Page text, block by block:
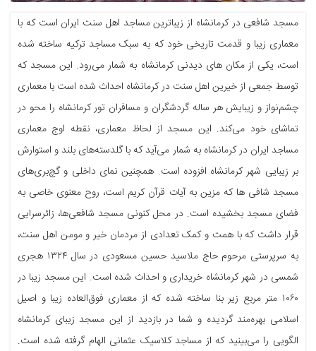
مسجد شافعی در کرمانشاه از زیباترین مساجد اهل سنت ایران است که با
معماری زیبا و قدمت تاریخی خود که به سبک مساجد ترکیه ساخته شده
است، یکی از مکان های دیدنی کرمانشاه به شمار می‌رود. این مسجد که
توسط جمعی از خیرین اهل سنت در کرمانشاه احداث ‌شده است با معماری
چشم‌نواز و زیبایش هر ساله گردشگران و مسافران تور کرمانشاه را محو در
تماشای خود می‌کند. این مسجد از لحاظ معماری، نقطه‌ اوج معماری
مساجد ایران در کرمانشاه به شمار می‌آید که با گلدسته‌های بلند و استوارش
بر زیبایی شهر کرمانشاه افزوده است. همچنین نمای داخلی و گچ‌بری‌های
مسجد شافی ها که مزین به آیات قرآن کریم است، روح معنوی خاصی به
فضای مسجد بخشیده است. در محل کنونی مسجد شافعی‌ها، زائرسرایی
قرار داشت که با همت و کمک تعدادی از مردمان خیر و مومن اهل سنت،
به سرپرستی مرحوم حاج ملاسید حسین مسعودی در سال ۱۳۲۴ هجری
شمسی در شهر کرمانشاه خریداری و احداث شده است. این مسجد زیبا در
۱۰۶۰ متر مربع زیر بنا ساخته شده که از معماری فوق‌العاده زیبا و اصیل
اسلامی بهره‌مند گردیده و شما در بازدید از این مسجد زیبای کرمانشاه
الگویی را می‌بینید که از مساجد کلاسیک عثمانی الهام گرفته شده است.